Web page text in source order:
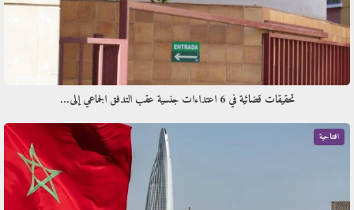
تحقيقات قضائية في 6 اعتداءات جنسية عقب التدفق الجماعي إلى…
افتتاحية